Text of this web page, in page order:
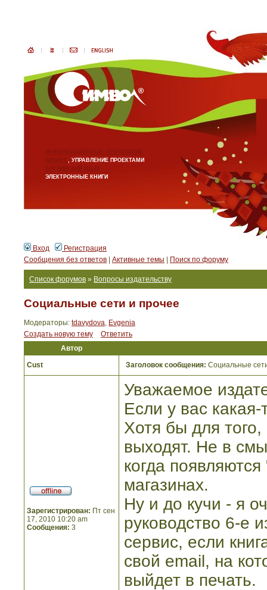
ИНФОРМАЦИОННЫЕ ТЕХНОЛОГИИ
БИЗНЕС, УПРАВЛЕНИЕ ПРОЕКТАМИ
АНГЛИЙСКИЙ ЯЗЫК
ЭЛЕКТРОННЫЕ КНИГИ
Вход
Регистрация
Сообщения без ответов
Активные темы Поиск по форуму
Список форумов » Вопросы издательству
Социальные сети и прочее
Модераторы: tdavydova, Evgenia
Создать новую тему
Ответить
Автор
Cust
Заголовок сообщения: Социальные
Зарегистрирован: Пт сен
17, 2010 10:20 am
Сообщения: 3
Уважаемое
Если у вас какая-
Хотя бы для того,
выходят. Не в
когда
магазинах.
Ну и до кучи - я
руководство 6-е
сервис, если
свой email, на
выйдет в печать.